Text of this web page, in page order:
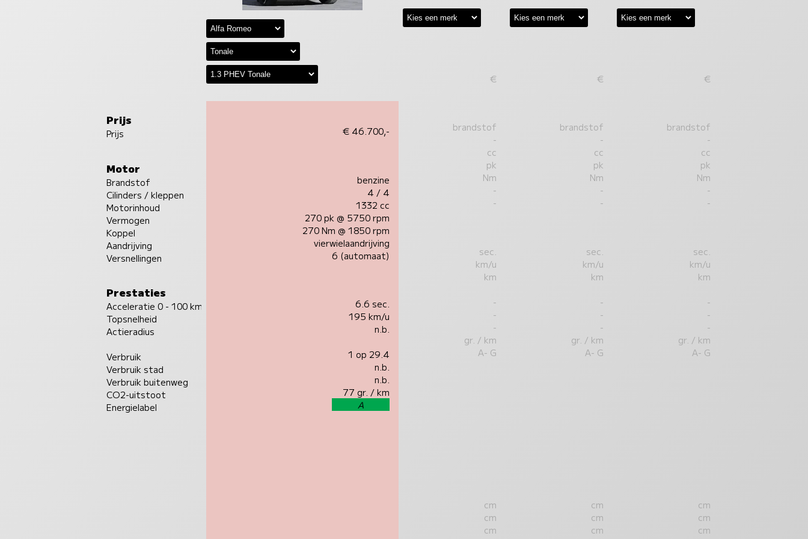
Prijs
Prijs
Motor
Brandstof
Cilinders / kleppen
Motorinhoud
Vermogen
Koppel
Aandrijving
Versnellingen
Prestaties
Acceleratie 0 - 100 km/u
Topsnelheid
Actieradius
Verbruik
Verbruik stad
Verbruik buitenweg
CO2-uitstoot
Energielabel
€ 46.700,-
benzine
4 / 4
1332 cc
270 pk @ 5750 rpm
270 Nm @ 1850 rpm
vierwielaandrijving
6 (automaat)
6.6 sec.
195 km/u
n.b.
1 op 29.4
n.b.
n.b.
77 gr. / km
A
€
brandstof
-
cc
pk
Nm
-
-
sec.
km/u
km
-
-
-
gr. / km
A- G
cm
cm
cm
€
brandstof
-
cc
pk
Nm
-
-
sec.
km/u
km
-
-
-
gr. / km
A- G
cm
cm
cm
€
brandstof
-
cc
pk
Nm
-
-
sec.
km/u
km
-
-
-
gr. / km
A- G
cm
cm
cm